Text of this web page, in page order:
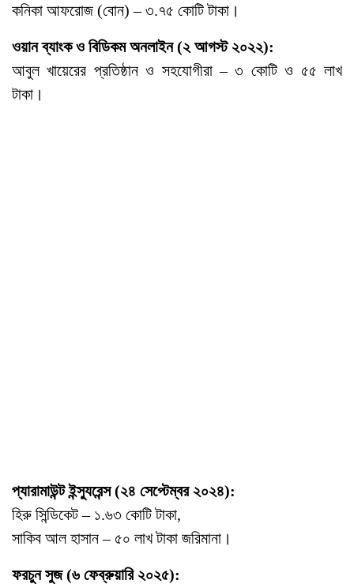
কনিকা আফরোজ (বোন) – ৩.৭৫ কোটি টাকা।
ওয়ান ব্যাংক ও বিডিকম অনলাইন (২ আগস্ট ২০২২):
আবুল খায়েরের প্রতিষ্ঠান ও সহযোগীরা – ৩ কোটি ও ৫৫ লাখ
টাকা।
প্যারামাউন্ট ইন্স্যুরেন্স (২৪ সেপ্টেম্বর ২০২৪):
হিরু সিন্ডিকেট – ১.৬৩ কোটি টাকা,
সাকিব আল হাসান – ৫০ লাখ টাকা জরিমানা।
ফরচুন সুজ (৬ ফেব্রুয়ারি ২০২৫):